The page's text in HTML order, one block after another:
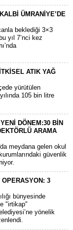
ÜMRANİYE’DE
beklediği 3×3
yıl 7’nci kez
ATIK YAĞ
yürütülen
105 bin litre
DÖNEM:30 BİN
ARAMA
meydana gelen okul
güvenlik
3
bünyesinde
"irtikap"
yönelik